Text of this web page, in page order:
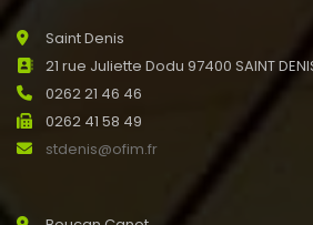
Saint Denis
21 rue Juliette Dodu 97400 SAINT
0262 21 46 46
0262 41 58 49
stdenis@ofim.fr